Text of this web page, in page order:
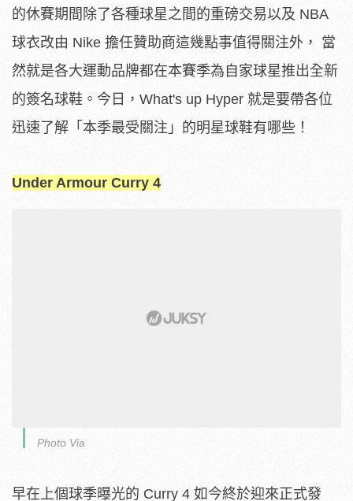
的休賽期間除了各種球星之間的重磅交易以及 NBA
球衣改由 Nike 擔任贊助商這幾點事值得關注外， 當
然就是各大運動品牌都在本賽季為自家球星推出全新
的簽名球鞋。今日，What's up Hyper 就是要帶各位
迅速了解「本季最受關注」的明星球鞋有哪些！
Under Armour Curry 4
Photo Via
早在上個球季曝光的 Curry 4 如今終於迎來正式發